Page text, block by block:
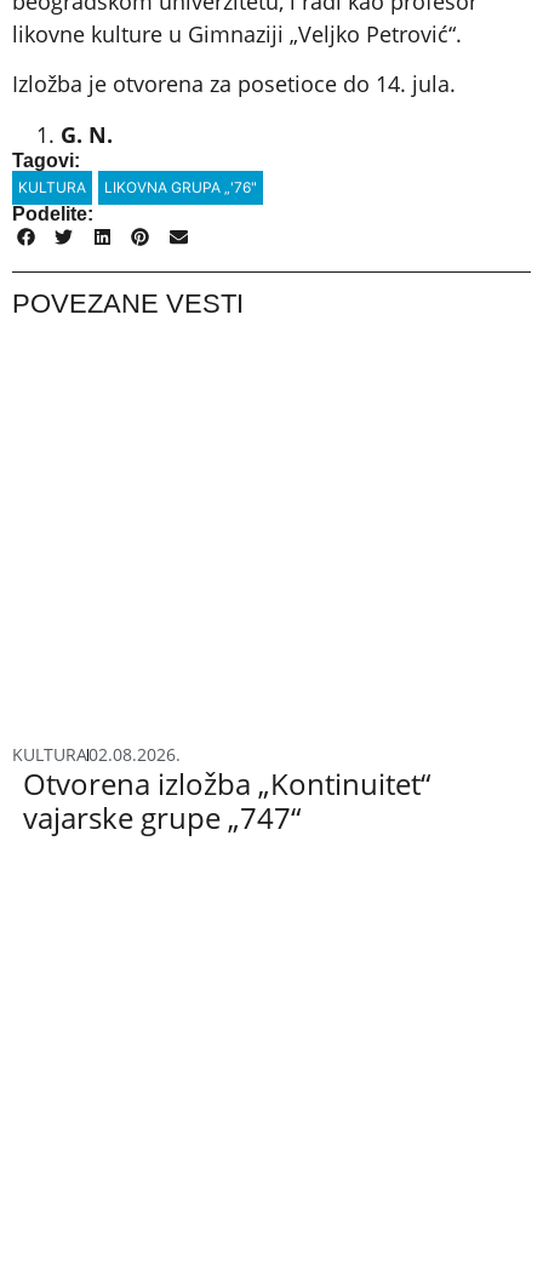
likovne kulture u Gimnaziji „Veljko Petrović“.
Izložba je otvorena za posetioce do 14. jula.
G. N.
Tagovi:
KULTURA LIKOVNA GRUPA „'76"
Podelite:
POVEZANE VESTI
KULTURA02.08.2026.
Otvorena izložba „Kontinuitet“
vajarske grupe „747“